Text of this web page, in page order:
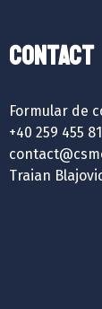
Contact
Formular de
+40 259 455
Traian